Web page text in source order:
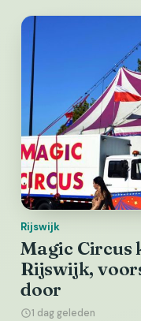
Rijswijk
Magic Circus
Rijswijk,
door
1 dag geleden